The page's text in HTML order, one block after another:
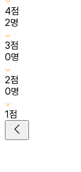
4점
2명
3점
0명
2점
0명
1점